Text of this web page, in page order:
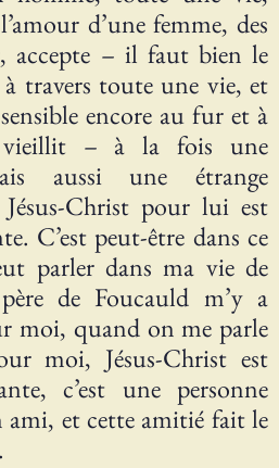
d’une femme, des
accepte – il faut bien le
travers toute une vie, et
encore au fur et à
vieillit – à la fois une
aussi une étrange
Christ pour lui est
C’est peut-être dans ce
parler dans ma vie de
de Foucauld m’y a
moi, quand on me parle
moi, Jésus-Christ est
c’est une personne
ami, et cette amitié fait le